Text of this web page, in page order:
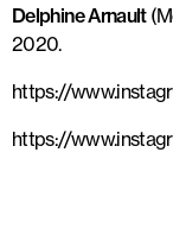
Delphine Arnault(
2020.
https://
https://